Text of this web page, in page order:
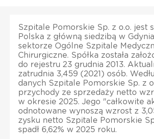
Szpitale Pomorskie Sp. z o.o. jest
Polska z główną siedzibą w
sektorze Ogólne Szpitale
Chirurgiczne. Spółka została
do rejestru 23 grudnia 2013.
zatrudnia 3,459 (2021) osób.
danych Szpitale Pomorskie Sp. z
przychody ze sprzedaży netto
w okresie 2025. Jego "całkowite
odnotowane wynoszą wzrost z
zysku netto Szpitale Pomorskie
spadł 6,62% w 2025 roku.